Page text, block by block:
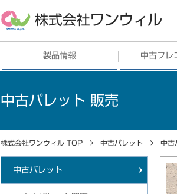
製品情報
土のう・ガラ袋
プラスチックリサイクル
中古フレ
中古パレット 販売
株式会社ワンウィル TOP 中古パレット 中古
中古パレット